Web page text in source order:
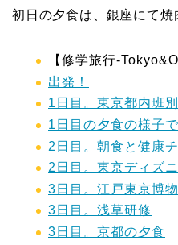
初日の夕食は、銀座にて焼
【修学旅行-
出発！
1日目。東京都内班
1日目の夕食の様子で
2日目。朝食と健康
2日目。東京ディズ
3日目。江戸東京博
3日目。浅草研修
3日目。京都の夕食